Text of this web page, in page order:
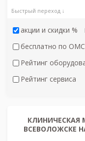
Быстрый переход ↓
акции и скидки %
бесплатно по ОМС
Рейтинг
Рейтинг сервиса
КЛИНИЧЕСКАЯ
ВСЕВОЛОЖСКЕ